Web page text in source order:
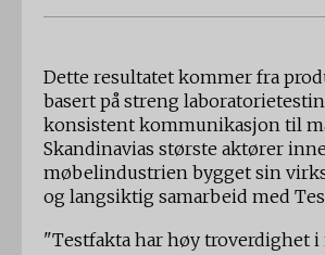
Dette resultatet kommer fra
basert på streng
konsistent kommunikasjon til
Skandinavias største aktører
møbelindustrien bygget sin
og langsiktig samarbeid med
"Testfakta har høy troverdighet i